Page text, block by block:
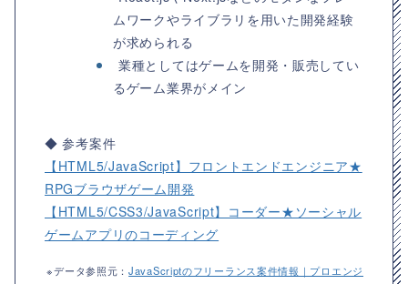
ムワークやライブラリを用いた開発経験
が求められる
業種としてはゲームを開発・販売してい
るゲーム業界がメイン
◆ 参考案件
【HTML5/JavaScript】フロントエンドエンジニア★
RPGブラウザゲーム開発
【HTML5/CSS3/JavaScript】コーダー★ソーシャル
ゲームアプリのコーディング
※データ参照元：JavaScriptのフリーランス案件情報｜プロエンジ